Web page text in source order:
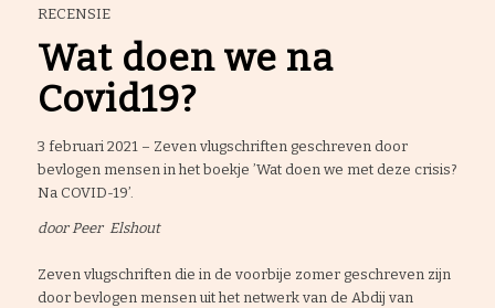
RECENSIE
Wat doen we na
Covid19?
3 februari 2021 – Zeven vlugschriften geschreven door
bevlogen mensen in het boekje ’Wat doen we met deze crisis?
Na COVID-19’.
door Peer Elshout
Zeven vlugschriften die in de voorbije zomer geschreven zijn
door bevlogen mensen uit het netwerk van de Abdij van